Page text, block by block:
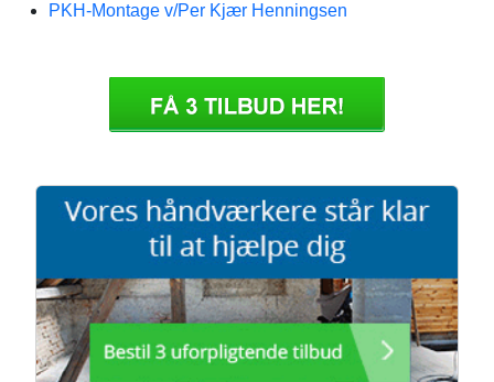
PKH-Montage v/Per Kjær Henningsen